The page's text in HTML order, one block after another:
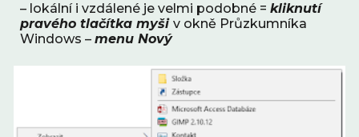
– lokální i vzdálené je velmi podobné = kliknutí
pravého tlačítka myši v okně Průzkumníka
Windows – menu Nový